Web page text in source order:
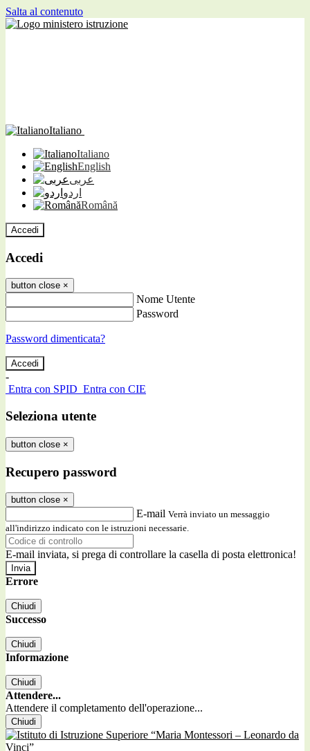
Salta al contenuto
Italiano
Italiano
English
عربى
اردو
Română
Accedi
Accedi
button close ×
Nome Utente
Password
Password dimenticata?
-
Entra con SPID Entra con CIE
Seleziona utente
button close ×
Recupero password
button close ×
E-mail Verrà inviato un messaggio
all'indirizzo indicato con le istruzioni necessarie.
E-mail inviata, si prega di controllare la casella di posta elettronica!
Errore
Chiudi
Successo
Chiudi
Informazione
Chiudi
Attendere...
Attendere il completamento dell'operazione...
Chiudi